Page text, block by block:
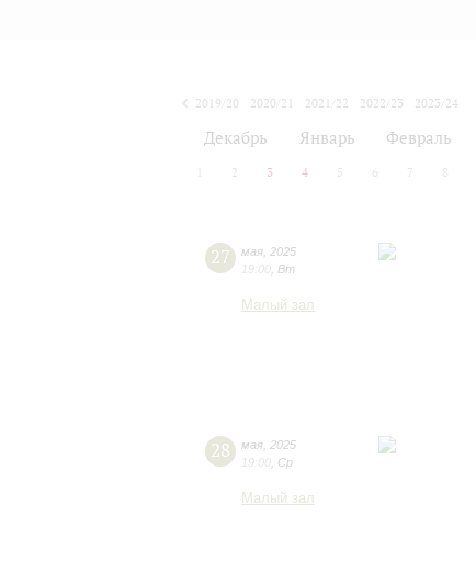
2019/20
2020/21 2021/22 2022/23
2023/24
Декабрь Январь Февраль
2 3 4 5 6 7 8
27 мая 2025
19:00 Вт
Малый зал
28 мая 2025
19:00 Ср
Малый зал